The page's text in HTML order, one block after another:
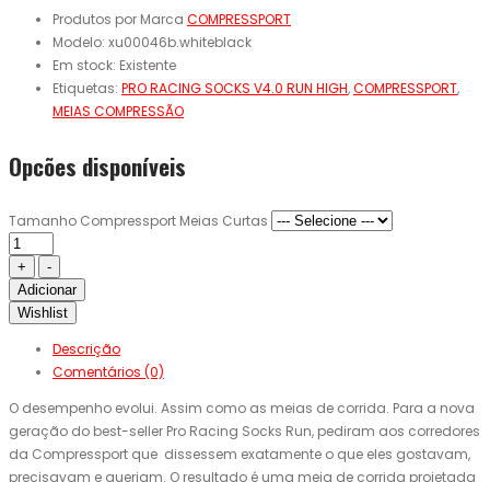
Produtos por Marca COMPRESSPORT
Modelo: xu00046b.whiteblack
Em stock: Existente
Etiquetas: PRO RACING SOCKS V4.0 RUN HIGH,COMPRESSPORT,
MEIAS COMPRESSÃO
Opcões disponíveis
Tamanho Compressport Meias Curtas
Adicionar
Wishlist
Descrição
Comentários (0)
O desempenho evolui. Assim como as meias de corrida. Para a nova
geração do best-seller Pro Racing Socks Run, pediram aos corredores
da Compressport que dissessem exatamente o que eles gostavam,
precisavam e queriam. O resultado é uma meia de corrida projetada